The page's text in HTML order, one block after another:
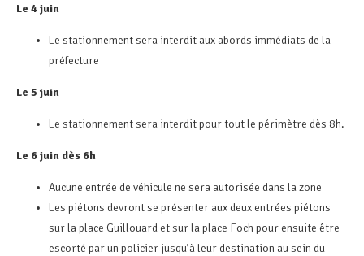
Le 4 juin
Le stationnement sera interdit aux abords immédiats de la
préfecture
Le 5 juin
Le stationnement sera interdit pour tout le périmètre dès 8h.
Le 6 juin dès 6h
Aucune entrée de véhicule ne sera autorisée dans la zone
Les piétons devront se présenter aux deux entrées piétons
sur la place Guillouard et sur la place Foch pour ensuite être
escorté par un policier jusqu’à leur destination au sein du